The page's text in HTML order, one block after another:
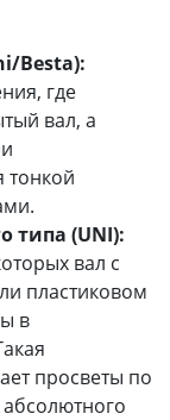
Besta):
где
вал, а
тонкой
типа (UNI):
вал с
пластиковом
в
просветы по